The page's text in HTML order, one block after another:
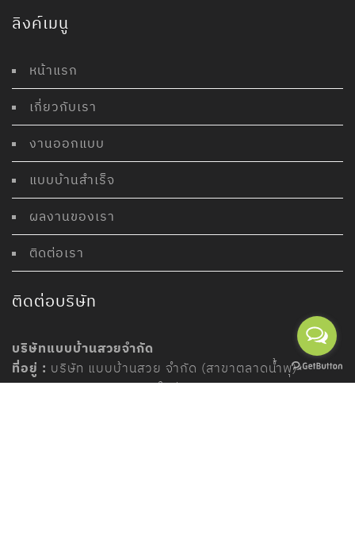
ลิงค์เมนู
หน้าแรก
เกี่ยวกับเรา
งานออกแบบ
แบบบ้านสำเร็จ
ผลงานของเรา
ติดต่อเรา
ติดต่อบริษัท
บริษัทแบบบ้านสวยจำกัด
ที่อยู่ : บริษัท แบบบ้านสวย จำกัด (สาขาตลาดน้ำพุ)
109ถ.ศรีรองเมือง ต.วัดใหม่ อ.เมือง จ.จันทบุรี22000